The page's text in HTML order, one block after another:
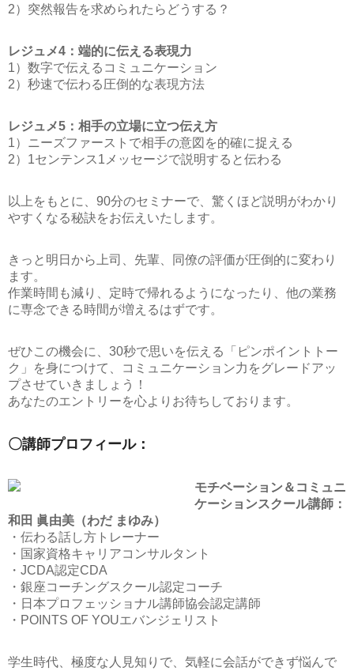
2）突然報告を求められたらどうする？
レジュメ4：端的に伝える表現力
1）数字で伝えるコミュニケーション
2）秒速で伝わる圧倒的な表現方法
レジュメ5：相手の立場に立つ伝え方
1）ニーズファーストで相手の意図を的確に捉える
2）1センテンス1メッセージで説明すると伝わる
以上をもとに、90分のセミナーで、驚くほど説明がわかり
やすくなる秘訣をお伝えいたします。
きっと明日から上司、先輩、同僚の評価が圧倒的に変わり
ます。
作業時間も減り、定時で帰れるようになったり、他の業務
に専念できる時間が増えるはずです。
ぜひこの機会に、30秒で思いを伝える「ピンポイントトー
ク」を身につけて、コミュニケーション力をグレードアッ
プさせていきましょう！
あなたのエントリーを心よりお待ちしております。
〇講師プロフィール：
モチベーション＆コミュニ
ケーションスクール講師：
和田 眞由美（わだ まゆみ）
・伝わる話し方トレーナー
・国家資格キャリアコンサルタント
・JCDA認定CDA
・銀座コーチングスクール認定コーチ
・日本プロフェッショナル講師協会認定講師
・POINTS OF YOUエバンジェリスト
学生時代、極度な人見知りで、気軽に会話ができず悩んで